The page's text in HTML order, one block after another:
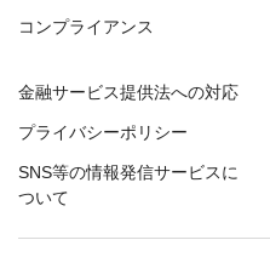
コンプライアンス
金融サービス提供法への対応
プライバシーポリシー
SNS等の情報発信サービスに
ついて